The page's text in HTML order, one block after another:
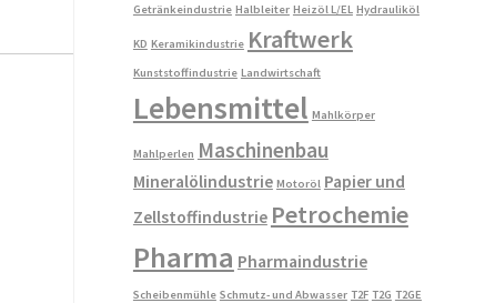
Getränkeindustrie Halbleiter Heizöl L/EL Hydrauliköl
KD Keramikindustrie Kraftwerk
Kunststoffindustrie Landwirtschaft
Lebensmittel Mahlkörper
Mahlperlen Maschinenbau
Mineralölindustrie Motoröl Papier und
Zellstoffindustrie Petrochemie
Pharma Pharmaindustrie
Scheibenmühle Schmutz- und Abwasser T2F T2G T2GE